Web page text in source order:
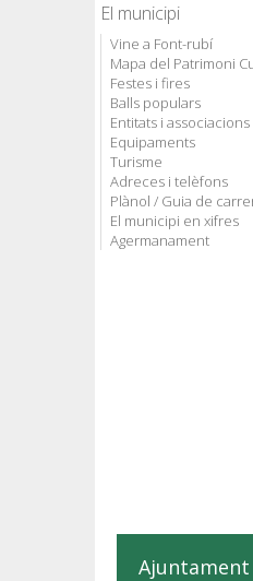
El municipi
Vine a Font-rubí
Mapa del Patrimoni
Festes i fires
Balls populars
Entitats i associacions
Equipaments
Turisme
Adreces i telèfons
Plànol / Guia de
El municipi en xifres
Agermanament
Ajuntament